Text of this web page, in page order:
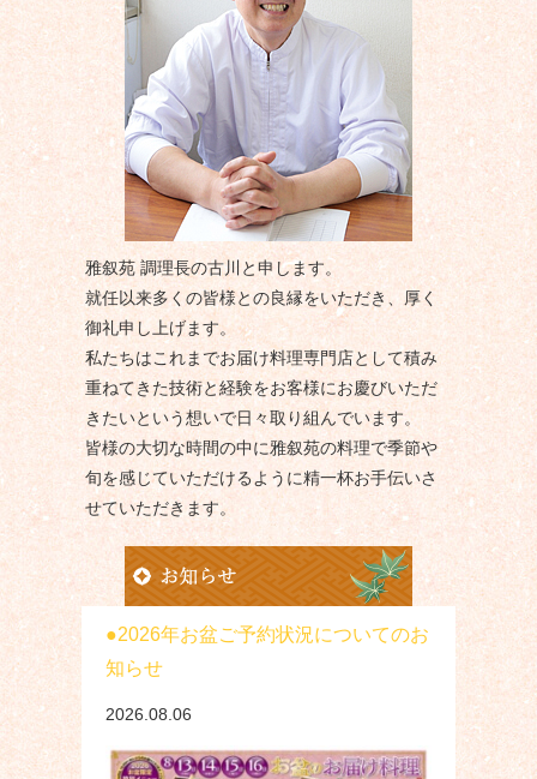
雅叙苑 調理長の古川と申します。
就任以来多くの皆様との良縁をいただき、厚く
御礼申し上げます。
私たちはこれまでお届け料理専門店として積み
重ねてきた技術と経験をお客様にお慶びいただ
きたいという想いで日々取り組んでいます。
皆様の大切な時間の中に雅叙苑の料理で季節や
旬を感じていただけるように精一杯お手伝いさ
せていただきます。
2026年お盆ご予約状況についてのお
知らせ
2026.08.06